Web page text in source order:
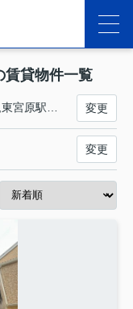
賃貸物件一覧
大宮駅,鉄道博物館（大成）駅,加茂宮駅,東宮原駅,今羽駅,吉野原駅,原市駅,沼南駅,丸山駅,志久駅,伊奈中央駅,羽貫駅,内宿駅 変更
変更